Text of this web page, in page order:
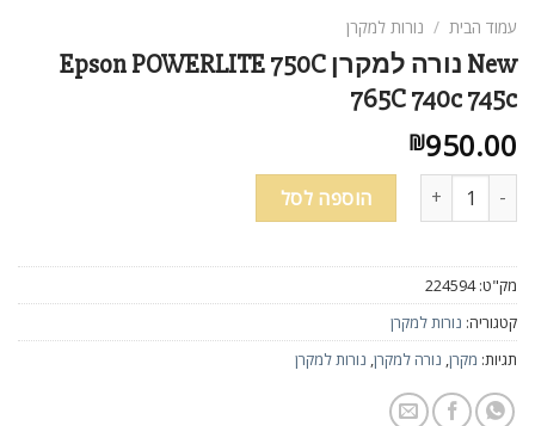
כל
עמוד הבית / נורות למקרן
New נורה למקרן Epson POWERLITE 750C
765C 740c 745c
₪950.00
כמות של New נורה למקרן Epson POWERLITE 750C 765C 740c 745c הוספה לסל
מק"ט:224594
קטגוריה: נורות למקרן
תגיות: מקרן, נורה למקרן, נורות למקרן